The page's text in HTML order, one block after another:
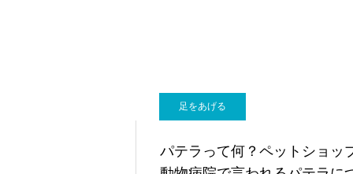
足をあげる
パテラって何？ペットショッ